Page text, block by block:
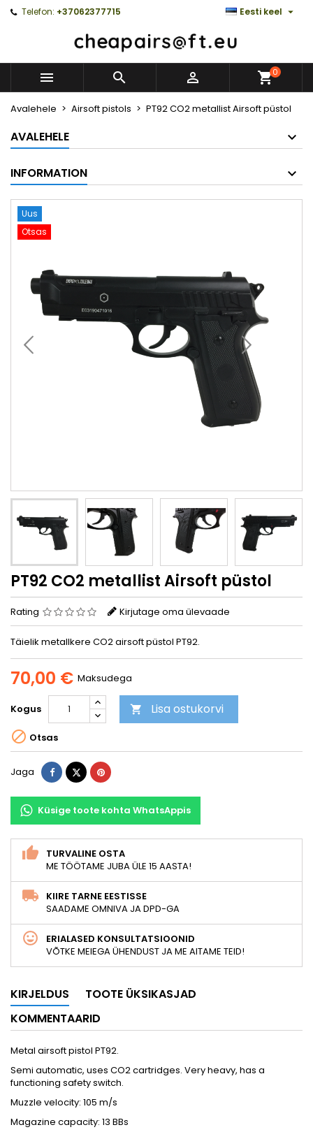
Telefon: +37062377715 Eesti keel 
   0
Avalehele Airsoft pistols PT92 CO2 metallist Airsoft püstol
AVALEHELE
INFORMATION
Uus
Otsas
PT92 CO2 metallist Airsoft püstol
Rating Kirjutage oma ülevaade
Täielik metallkere CO2 airsoft püstol PT92.
70,00 € Maksudega
Kogus  Lisa ostukorvi
 Otsas
Jaga Jaga TweetPinterest
Küsige toote kohta WhatsAppis
TURVALINE OSTA
ME TÖÖTAME JUBA ÜLE 15 AASTA!
KIIRE TARNE EESTISSE
SAADAME OMNIVA JA DPD-GA
ERIALASED KONSULTATSIOONID
VÕTKE MEIEGA ÜHENDUST JA ME AITAME TEID!
KIRJELDUS
TOOTE ÜKSIKASJAD
KOMMENTAARID
Metal airsoft pistol PT92.
Semi automatic, uses CO2 cartridges. Very heavy, has a
functioning safety switch.
Muzzle velocity: 105 m/s
Magazine capacity: 13 BBs